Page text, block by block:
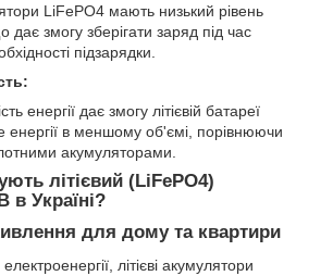
LiFePO4 мають низький рівень
змогу зберігати заряд під час
підзарядки.
енергії дає змогу літієвій батареї
енергії в меншому об'ємі, порівнюючи
акумуляторами.
літієвий (LiFePO4)
в Україні?
для дому та квартири
літієві акумулятори